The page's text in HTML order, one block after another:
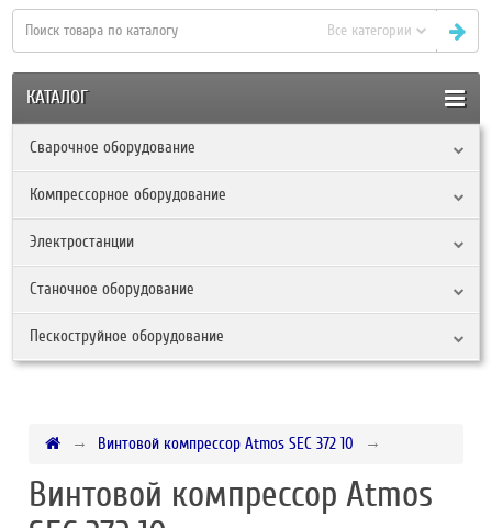
Все категории
КАТАЛОГ
Сварочное оборудование
Компрессорное оборудование
Электростанции
Станочное оборудование
Пескоструйное оборудование
Винтовой компрессор Atmos SEC 372 10
Винтовой компрессор Atmos